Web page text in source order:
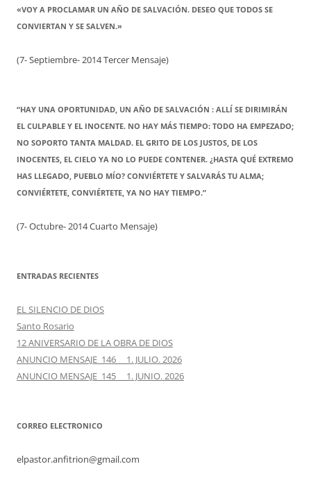
«VOY A PROCLAMAR UN AÑO DE SALVACIÓN. DESEO QUE TODOS SE
CONVIERTAN Y SE SALVEN.»
(7- Septiembre- 2014 Tercer Mensaje)
“HAY UNA OPORTUNIDAD, UN AÑO DE SALVACIÓN : ALLÍ SE DIRIMIRÁN
EL CULPABLE Y EL INOCENTE. NO HAY MÁS TIEMPO: TODO HA EMPEZADO;
NO SOPORTO TANTA MALDAD. EL GRITO DE LOS JUSTOS, DE LOS
INOCENTES, EL CIELO YA NO LO PUEDE CONTENER. ¿HASTA QUÉ EXTREMO
HAS LLEGADO, PUEBLO MÍO? CONVIÉRTETE Y SALVARÁS TU ALMA;
CONVIÉRTETE, CONVIÉRTETE, YA NO HAY TIEMPO.”
(7- Octubre- 2014 Cuarto Mensaje)
ENTRADAS RECIENTES
EL SILENCIO DE DIOS
Santo Rosario
12 ANIVERSARIO DE LA OBRA DE DIOS
ANUNCIO MENSAJE 146 1. JULIO. 2026
ANUNCIO MENSAJE 145 1. JUNIO. 2026
CORREO ELECTRONICO
elpastor.anfitrion@gmail.com